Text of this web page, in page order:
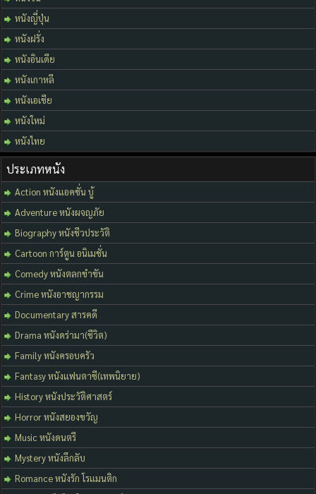
หนังญี่ปุ่น
หนังฝรั่ง
หนังอินเดีย
หนังเกาหลี
หนังเอเชีย
หนังใหม่
หนังไทย
ประเภทหนัง
Action หนังแอคชั่น บู้
Adventure หนังผจญภัย
Biography หนังชีวประวัติ
Cartoon การ์ตูน อนิเมชั่น
Comedy หนังตลกขำขัน
Crime หนังอาชญากรรม
Documentary สารคดี
Drama หนังดร่ามา(ชีวิต)
Family หนังครอบครัว
Fantasy หนังแฟนตาซี(เทพนิยาย)
History หนังประวัติศาสตร์
Horror หนังสยองขวัญ
Music หนังดนตรี
Mystery หนังลึกลับ
Romance หนังรัก โรแมนติก